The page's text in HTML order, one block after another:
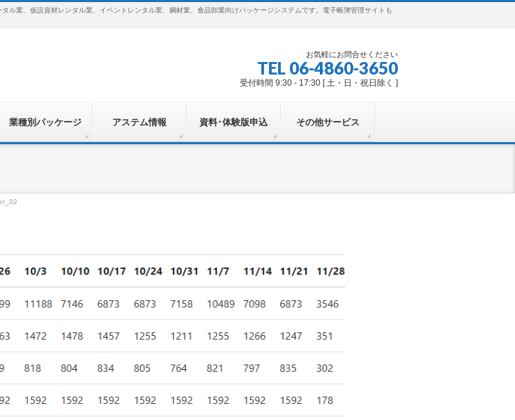
ル業、仮設資材レンタル業、イベントレンタル業、鋼材業、食品卸業向けパッケージシステムです。電子帳簿管理サイトも
お気軽にお問合せください
TEL 06-4860-3650
受付時間 9:30 - 17:30 [ 土・日・祝日除く ]
業種別パッケージ アステム情報 資料･体験版申込 その他サービス